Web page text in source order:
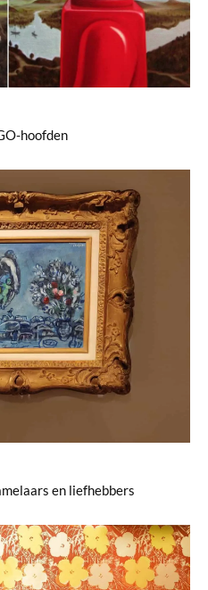
hoofden
en liefhebbers